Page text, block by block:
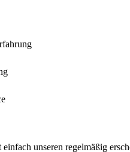
unseren regelmäßig